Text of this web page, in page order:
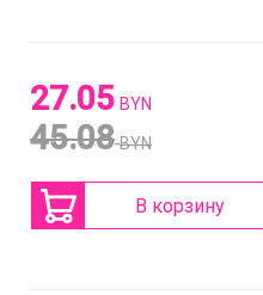
27.05 BYN
45.08 BYN
В корзину